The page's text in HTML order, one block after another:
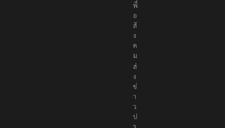
พื่
อ
สั
ง
ค
ม
ส่
ง
ข่
า
ว
ป
ร